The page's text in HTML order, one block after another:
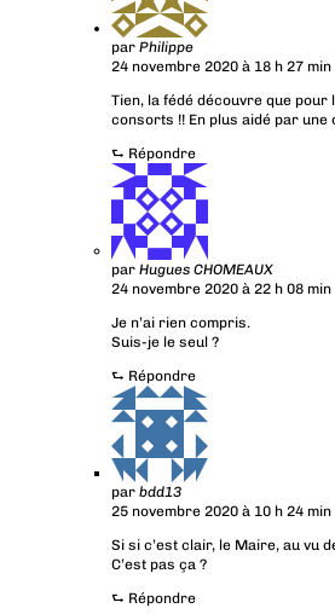
par Philippe
24 novembre 2020 à 18 h 27 min
Tien, la fédé découvre que
consorts !! En plus aidé par
⮑ Répondre
par Hugues CHOMEAUX
24 novembre 2020 à 22 h 08 min
Je n’ai rien compris.
Suis-je le seul ?
⮑ Répondre
par bdd13
25 novembre 2020 à 10 h 24 min
Si si c’est clair, le Maire, au vu
C’est pas ça ?
⮑ Répondre